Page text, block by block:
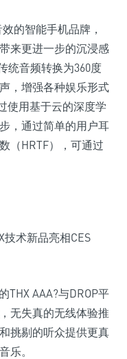
的智能手机品牌，
来更进一步的沉浸感
统音频转换为360度
，增强各种娱乐形式
使用基于云的深度学
，通过简单的用户耳
（HRTF），可通过
THX AAA?与DROP平
无失真的无线体验推
挑剔的听众提供更真
乐。